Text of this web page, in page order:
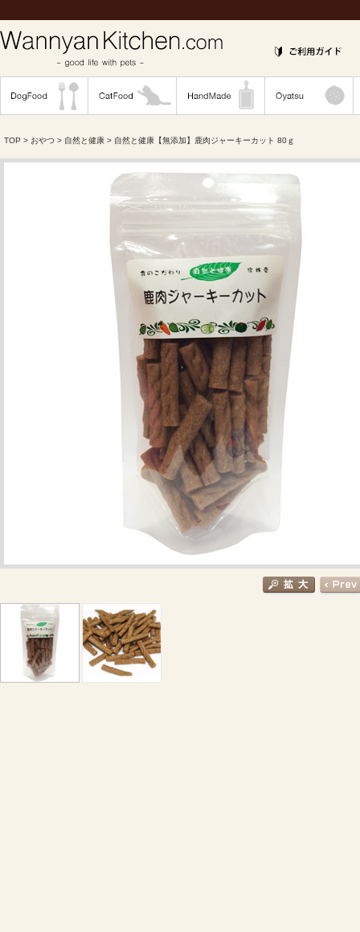
TOP > おやつ > 自然と健康 > 自然と健康【無添加】鹿肉ジャーキーカット 80ｇ